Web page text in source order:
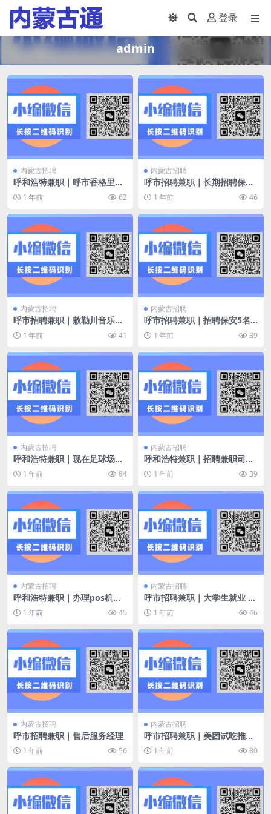
登录
admin
内蒙古招聘
呼和浩特兼职｜呼市香格里拉
大酒店招聘
1 年前 62
内蒙古招聘
呼市招聘兼职｜长期招聘保安
数名 微信：2765245869
1 年前 46
内蒙古招聘
呼市招聘兼职｜敕勒川音乐节
需要80人
1 年前 41
内蒙古招聘
呼市招聘兼职｜招聘保安5名
工期半个月左右
1 年前 39
内蒙古招聘
呼和浩特兼职｜现在足球场需
要7个临时工
1 年前 84
内蒙古招聘
呼和浩特兼职｜招聘兼职司机
师傅(自家有车)
1 年前 39
内蒙古招聘
呼和浩特兼职｜办理pos机，
两台机器298，成为会员
1 年前 45
内蒙古招聘
呼市招聘兼职｜大学生就业 底
薪4000加绩效
1 年前 46
内蒙古招聘
呼市招聘兼职｜售后服务经理
1 年前 56
内蒙古招聘
呼市招聘兼职｜美团试吃推荐
官 工作内容 邀请用户 参加美
团下单试吃活动
1 年前 80